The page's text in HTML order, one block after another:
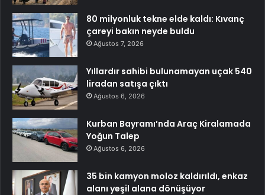
80 milyonluk tekne elde kaldı: Kıvanç
çareyi bakın neyde buldu
Ağustos 7, 2026
Yıllardır sahibi bulunamayan uçak 540
liradan satışa çıktı
Ağustos 6, 2026
Kurban Bayramı’nda Araç Kiralamada
Yoğun Talep
Ağustos 6, 2026
35 bin kamyon moloz kaldırıldı, enkaz
alanı yeşil alana dönüşüyor